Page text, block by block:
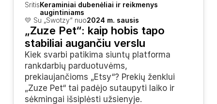
SritisKeraminiai dubenėliai ir reikmenys
augintiniams
💛 Su „Swotzy“ nuo2024 m. sausis
„Zuze Pet“: kaip hobis tapo
stabiliai augančiu verslu
Kiek svarbi patikima siuntų platforma
rankdarbių parduotuvėms,
prekiaujančioms „Etsy“? Prekių ženklui
„Zuze Pet“ tai padėjo sutaupyti laiko ir
sėkmingai išsiplėsti užsienyje.